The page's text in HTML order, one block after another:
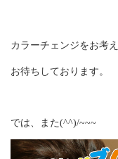
カラーチェンジをお考
お待ちしております。
では、また(^^)/~~~